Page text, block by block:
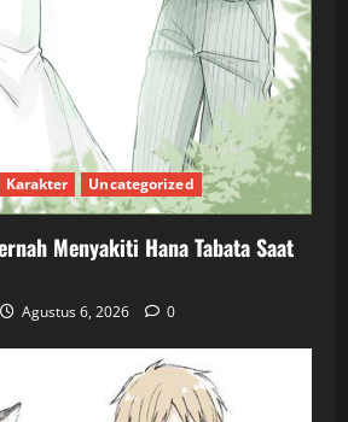
Karakter Uncategorized
Menyakiti Hana Tabata Saat
Agustus 6, 2026 0